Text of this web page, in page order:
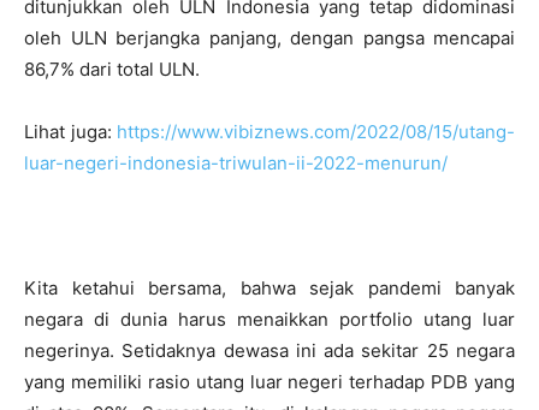
ditunjukkan oleh ULN Indonesia yang tetap didominasi
oleh ULN berjangka panjang, dengan pangsa mencapai
86,7% dari total ULN.
Lihat juga: https://www.vibiznews.com/2022/08/15/utang-
luar-negeri-indonesia-triwulan-ii-2022-menurun/
Kita ketahui bersama, bahwa sejak pandemi banyak
negara di dunia harus menaikkan portfolio utang luar
negerinya. Setidaknya dewasa ini ada sekitar 25 negara
yang memiliki rasio utang luar negeri terhadap PDB yang